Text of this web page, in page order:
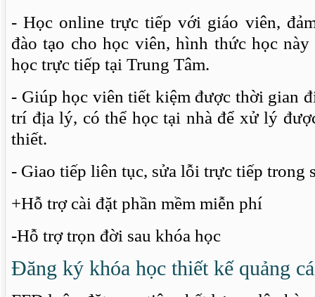
- Học online trực tiếp với giáo viên,
đào tạo cho học viên, hình thức học
học trực tiếp tại Trung Tâm.
- Giúp học viên tiết kiệm được thời gian
trí địa lý, có thể học tại nhà để xử lý
thiết.
- Giao tiếp liên tục, sửa lỗi trực tiếp trong
+Hỗ trợ cài đặt phần mềm miễn phí
-Hỗ trợ trọn đời sau khóa học
Đăng ký khóa học thiết kế quảng